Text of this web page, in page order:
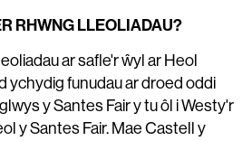
RHWNG LLEOLIADAU?
ar safle'r ŵyl ar Heol
ychydig funudau ar droed oddi
y Santes Fair y tu ôl i Westy'r
y Santes Fair. Mae Castell y